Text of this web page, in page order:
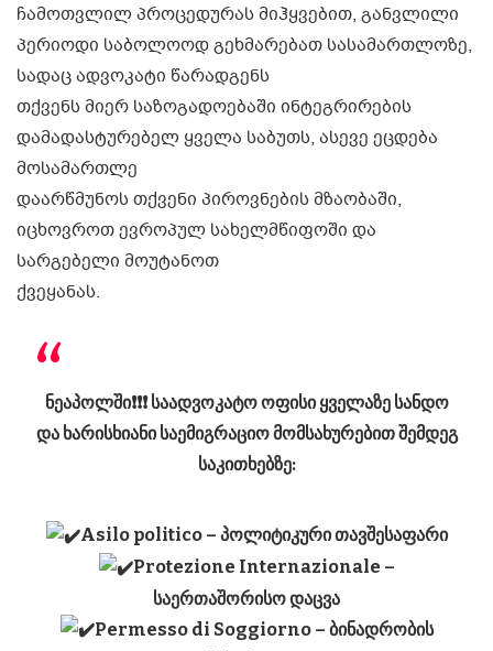
ჩამოთვლილ პროცედურას მიჰყვებით, განვლილი
პერიოდი საბოლოოდ გეხმარებათ სასამართლოზე,
სადაც ადვოკატი წარადგენს
თქვენს მიერ საზოგადოებაში ინტეგრირების
დამადასტურებელ ყველა საბუთს, ასევე ეცდება
მოსამართლე
დაარწმუნოს თქვენი პიროვნების მზაობაში,
იცხოვროთ ევროპულ სახელმწიფოში და
სარგებელი მოუტანოთ
ქვეყანას.
ნეაპოლში❗️❗️❗️ საადვოკატო ოფისი ყველაზე სანდო
და ხარისხიანი საემიგრაციო მომსახურებით შემდეგ
საკითხებზე:
Asilo politico – პოლიტიკური თავშესაფარი
Protezione Internazionale –
საერთაშორისო დაცვა
Permesso di Soggiorno– ბინადრობის